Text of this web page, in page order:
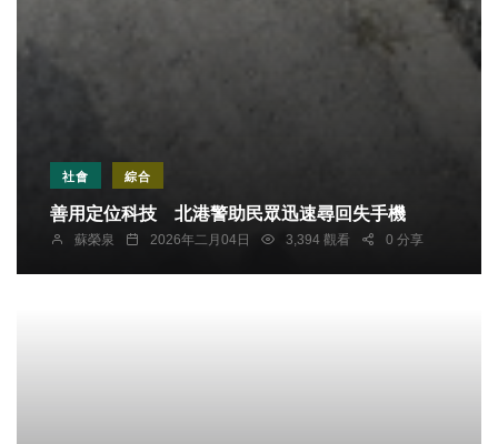
社會 綜合
善用定位科技 北港警助民眾迅速尋回失手機
蘇榮泉 2026年二月04日 3,394 觀看 0 分享